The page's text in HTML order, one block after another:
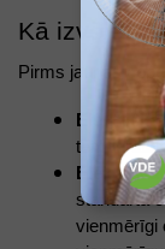
Kā
Pirms jaunas
Elektriskā
standarta
vienmērīgi